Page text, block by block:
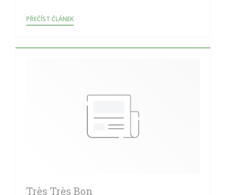
PŘEČÍST ČLÁNEK((OTEVŘE SE V NOVÉM OKNĚ))
Très Très Bon